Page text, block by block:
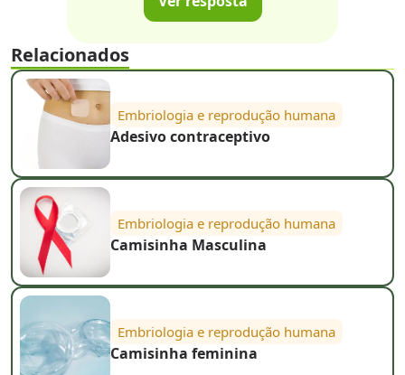
Relacionados
Embriologia e reprodução humana
Adesivo contraceptivo
Embriologia e reprodução humana
Camisinha Masculina
Embriologia e reprodução humana
Camisinha feminina